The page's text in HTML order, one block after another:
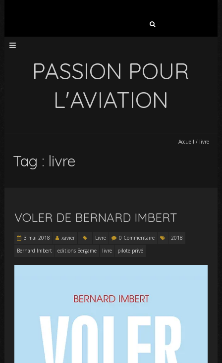
PASSION POUR
L'AVIATION
Accueil / livre
Tag : livre
VOLER DE BERNARD IMBERT
3 mai 2018 xavier Livre 0 Commentaire
2018
Bernard Imbert
editions Bergame livre pilote privé